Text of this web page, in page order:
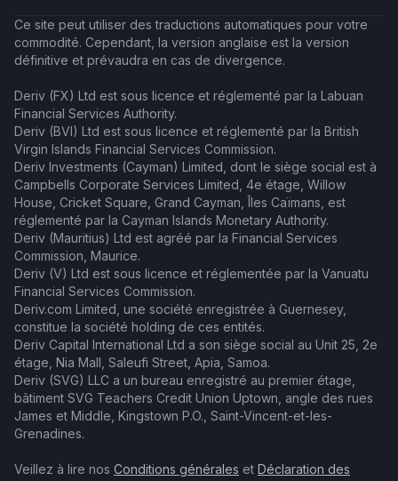
Ce site peut utiliser des traductions automatiques pour votre
commodité. Cependant, la version anglaise est la version
définitive et prévaudra en cas de divergence.
Deriv (FX) Ltd est sous licence et réglementé par la Labuan
Financial Services Authority.
Deriv (BVI) Ltd est sous licence et réglementé par la British
Virgin Islands Financial Services Commission.
Deriv Investments (Cayman) Limited, dont le siège social est à
Campbells Corporate Services Limited, 4e étage, Willow
House, Cricket Square, Grand Cayman, Îles Caïmans, est
réglementé par la Cayman Islands Monetary Authority.
Deriv (Mauritius) Ltd est agréé par la Financial Services
Commission, Maurice.
Deriv (V) Ltd est sous licence et réglementée par la Vanuatu
Financial Services Commission.
Deriv.com Limited, une société enregistrée à Guernesey,
constitue la société holding de ces entités.
Deriv Capital International Ltd a son siège social au Unit 25, 2e
étage, Nia Mall, Saleufi Street, Apia, Samoa.
Deriv (SVG) LLC a un bureau enregistré au premier étage,
bâtiment SVG Teachers Credit Union Uptown, angle des rues
James et Middle, Kingstown P.O., Saint-Vincent-et-les-
Grenadines.
Veillez à lire nos Conditions générales et Déclaration des